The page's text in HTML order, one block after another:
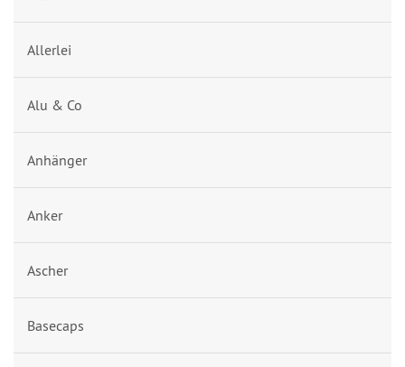
Allerlei
Alu & Co
Anhänger
Anker
Ascher
Basecaps